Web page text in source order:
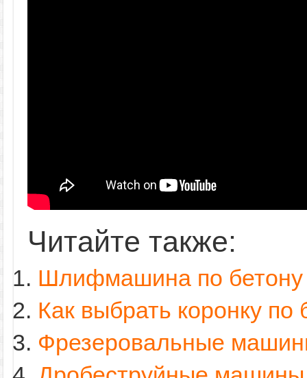
Читайте также:
Шлифмашина по бетону
Как выбрать коронку по
Фрезеровальные